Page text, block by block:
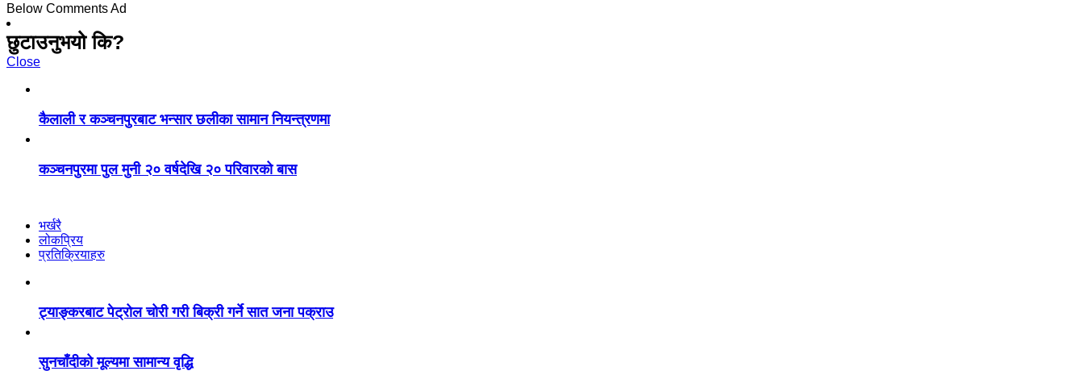
Below Comments Ad
छुटाउनुभयो कि?
Close
कैलाली र कञ्चनपुरबाट भन्सार छलीका सामान नियन्त्रणमा
कञ्चनपुरमा पुल मुनी २० वर्षदेखि २० परिवारको बास
भर्खरै
लोकप्रिय
प्रतिक्रियाहरु
ट्याङ्करबाट पेट्रोल चोरी गरी बिक्री गर्ने सात जना पक्राउ
सुनचाँदीको मूल्यमा सामान्य वृद्धि